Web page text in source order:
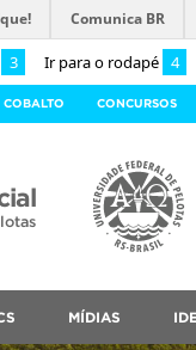
3 Ir para o rodapé 4
Comunica BR
COBALTO CONCURSOS
MÍDIAS